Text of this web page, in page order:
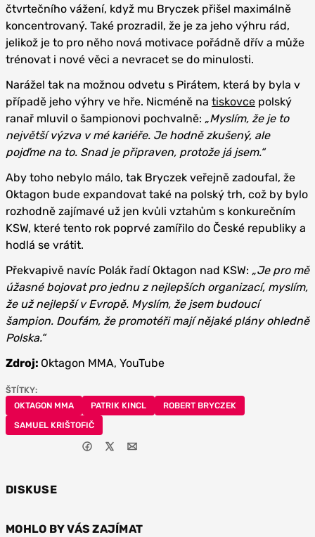
čtvrtečního vážení, když mu Bryczek přišel maximálně
koncentrovaný. Také prozradil, že je za jeho výhru rád,
jelikož je to pro něho nová motivace pořádně dřív a může
trénovat i nové věci a nevracet se do minulosti.
Narážel tak na možnou odvetu s Pirátem, která by byla v
případě jeho výhry ve hře. Nicméně na tiskovce polský
ranař mluvil o šampionovi pochvalně: „Myslím, že je to
největší výzva v mé kariéře. Je hodně zkušený, ale
pojďme na to. Snad je připraven, protože já jsem.“
Aby toho nebylo málo, tak Bryczek veřejně zadoufal, že
Oktagon bude expandovat také na polský trh, což by bylo
rozhodně zajímavé už jen kvůli vztahům s konkurečním
KSW, které tento rok poprvé zamířilo do České republiky a
hodlá se vrátit.
Překvapivě navíc Polák řadí Oktagon nad KSW: „Je pro mě
úžasné bojovat pro jednu z nejlepších organizací, myslím,
že už nejlepší v Evropě. Myslím, že jsem budoucí
šampion. Doufám, že promotéři mají nějaké plány ohledně
Polska.“
Zdroj: Oktagon MMA, YouTube
ŠTÍTKY:
OKTAGON MMA
PATRIK KINCL
ROBERT BRYCZEK
SAMUEL KRIŠTOFIČ
DISKUSE
MOHLO BY VÁS ZAJÍMAT